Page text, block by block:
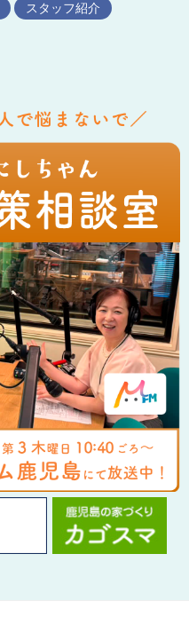
スタッフ紹介